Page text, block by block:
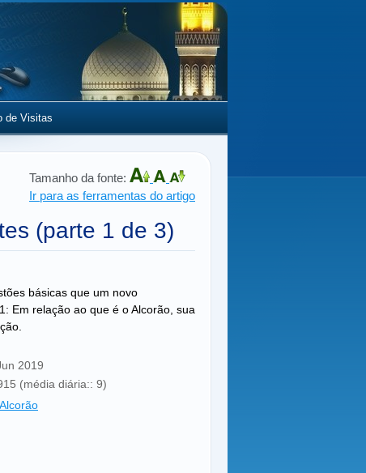
de Visitas
Tamanho da fonte:
Ir para as ferramentas do artigo
(parte 1 de 3)
básicas que um novo
Em relação ao que é o Alcorão, sua
2019
(média diária:: 9)